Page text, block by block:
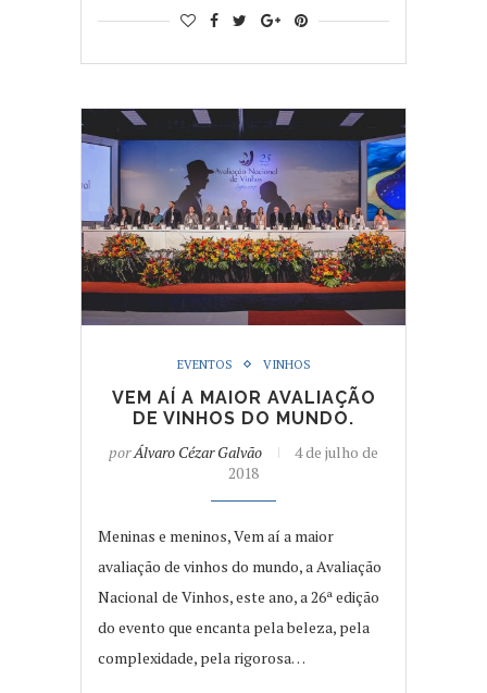
EVENTOS VINHOS
VEM AÍ A MAIOR AVALIAÇÃO
DE VINHOS DO MUNDO.
porÁlvaro Cézar Galvão
4 de julho de
2018
Meninas e meninos, Vem aí a maior
avaliação de vinhos do mundo, a Avaliação
Nacional de Vinhos, este ano, a 26ª edição
do evento que encanta pela beleza, pela
complexidade, pela rigorosa…